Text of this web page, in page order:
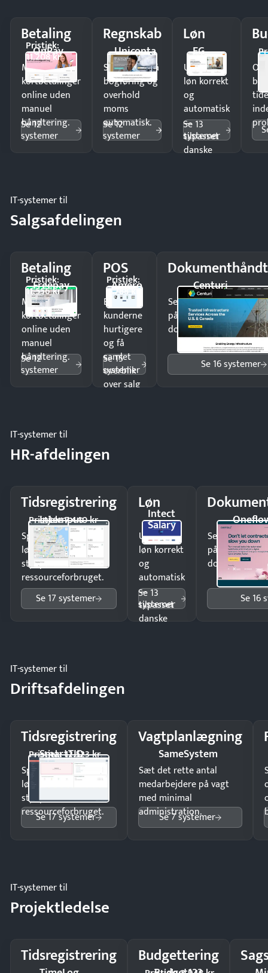
Betaling
OnPay
Pristjek:
11.208 kr
Modtag
kortbetalinger
online uden
manuel
håndtering.
Se 12
systemer
Regnskab
Uniconta
Spar timer på
bogføring og
overhold
moms
automatisk.
Se 12
systemer
Løn
EG
Udbetal
løn korrekt
og
automatisk
—
tilpasset
danske
Se 13
systemer
IT-systemer til
Salgsafdelingen
Betaling
Freepay
Pristjek:
11.556 kr
Modtag
kortbetalinger
online uden
manuel
håndtering.
Se 12
systemer
POS
Amero
Pristjek:
4.788 kr
Ekspedér
kunderne
hurtigere
og få
samlet
overblik
over salg
Se 15
systemer
Centuri
Send kontrakter til
på minutter og mist
dokumenter.
Se 16 systemer
IT-systemer til
HR-afdelingen
Tidsregistrering
Intempus
Pristjek: 7.440 kr
Spar tid på
lønberegning og få
styr på
ressourceforbruget.
Se 17 systemer
Løn
Intect
Salary
Udbetal
løn korrekt
og
automatisk
—
tilpasset
danske
Se 13
systemer
Send
på minutter
dokumenter.
Se 16
IT-systemer til
Driftsafdelingen
Tidsregistrering
SmartTID
Pristjek: 12.523 kr
Spar tid på
lønberegning og få
styr på
ressourceforbruget.
Se 17 systemer
Vagtplanlægning
SameSystem
Sæt det rette antal
medarbejdere på vagt
med minimal
administration.
Se 7 systemer
IT-systemer til
Projektledelse
Tidsregistrering Budgettering